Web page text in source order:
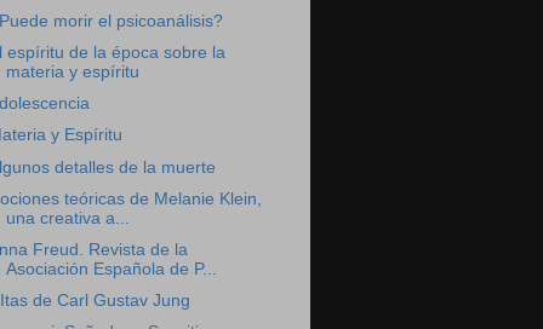
morir el psicoanálisis?
espíritu de la época sobre la
materia y espíritu
y Espíritu
detalles de la muerte
teóricas de Melanie Klein,
una creativa a...
Freud. Revista de la
Asociación Española de P...
de Carl Gustav Jung